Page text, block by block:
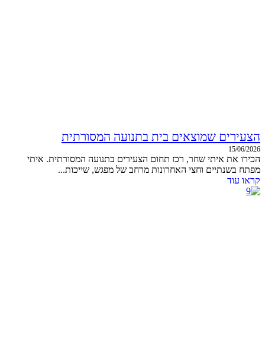
הצעירים שמוצאים בית בתנועה המסורתית
15/06/2026
הכירו את איתי שחר, רכז תחום הצעירים בתנועה המסורתית. איתי
מפתח בשנתיים וחצי האחרונות מרחב של מפגש, שייכות...
קראו עוד